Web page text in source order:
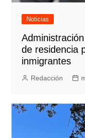
Noticias
de residencia
inmigrantes
Redacción